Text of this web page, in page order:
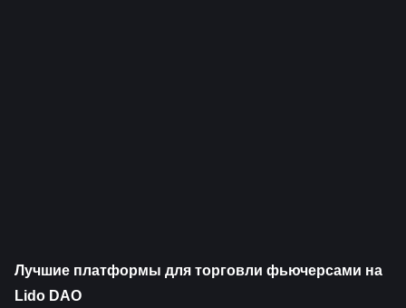
Лучшие платформы для торговли фьючерсами на
Lido DAO